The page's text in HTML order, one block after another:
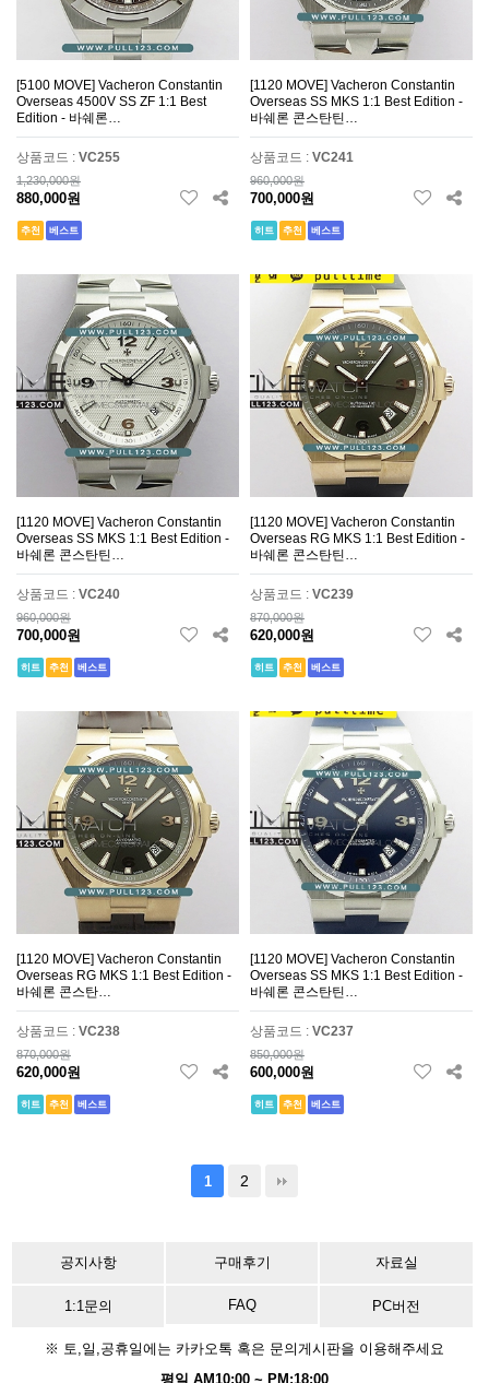
[5100 MOVE] Vacheron Constantin
Overseas 4500V SS ZF 1:1 Best
Edition - 바쉐론…
상품코드 : VC255
1,230,000원
880,000원
추천 베스트
[1120 MOVE] Vacheron Constantin
Overseas SS MKS 1:1 Best Edition -
바쉐론 콘스탄틴…
상품코드 : VC241
960,000원
700,000원
히트 추천 베스트
[1120 MOVE] Vacheron Constantin
Overseas SS MKS 1:1 Best Edition -
바쉐론 콘스탄틴…
상품코드 : VC240
960,000원
700,000원
히트 추천 베스트
[1120 MOVE] Vacheron Constantin
Overseas RG MKS 1:1 Best Edition -
바쉐론 콘스탄틴…
상품코드 : VC239
870,000원
620,000원
히트 추천 베스트
[1120 MOVE] Vacheron Constantin
Overseas RG MKS 1:1 Best Edition -
바쉐론 콘스탄…
상품코드 : VC238
870,000원
620,000원
히트 추천 베스트
[1120 MOVE] Vacheron Constantin
Overseas SS MKS 1:1 Best Edition -
바쉐론 콘스탄틴…
상품코드 : VC237
850,000원
600,000원
히트 추천 베스트
1 2
공지사항 구매후기 자료실
1:1문의 FAQ PC버전
※ 토,일,공휴일에는 카카오톡 혹은 문의게시판을 이용해주세요
평일 AM10:00 ~ PM:18:00